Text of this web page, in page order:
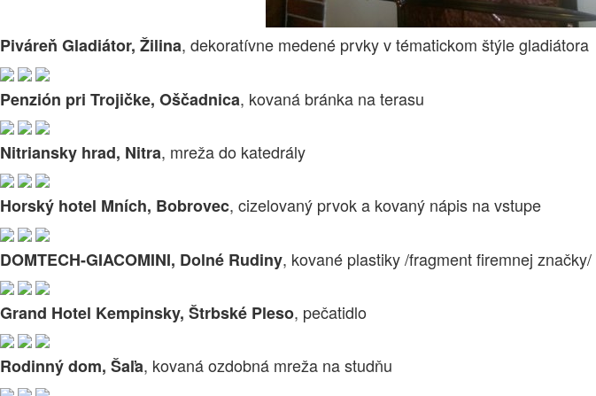
Piváreň Gladiátor, Žilina, dekoratívne medené prvky v tématickom štýle gladiátora
Penzión pri Trojičke, Oščadnica, kovaná bránka na terasu
Nitriansky hrad, Nitra, mreža do katedrály
Horský hotel Mních, Bobrovec, cizelovaný prvok a kovaný nápis na vstupe
DOMTECH-GIACOMINI, Dolné Rudiny, kované plastiky /fragment firemnej značky/
Grand Hotel Kempinsky, Štrbské Pleso, pečatidlo
Rodinný dom, Šaľa, kovaná ozdobná mreža na studňu